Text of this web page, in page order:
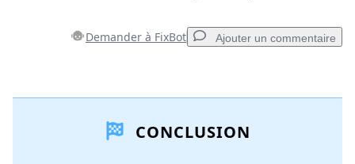
Demander à FixBot Ajouter un commentaire
Ajouter un commentaireCONCLUSION